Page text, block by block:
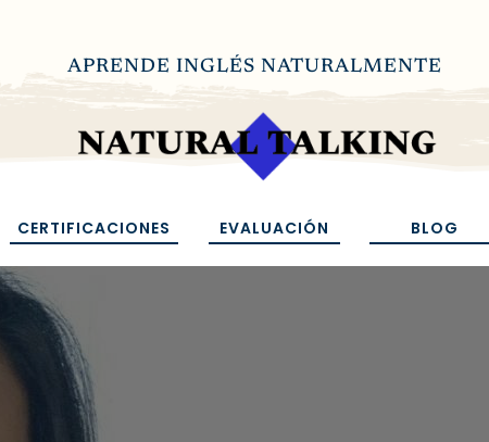
APRENDE INGLÉS NATURALMENTE
CERTIFICACIONES EVALUACIÓN BLOG